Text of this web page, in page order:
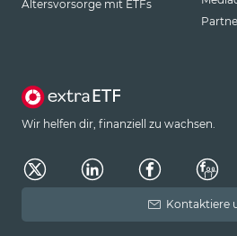
Altersvorsorge mit ETFs
Wir helfen dir, finanziell zu wachsen.
Kontaktiere